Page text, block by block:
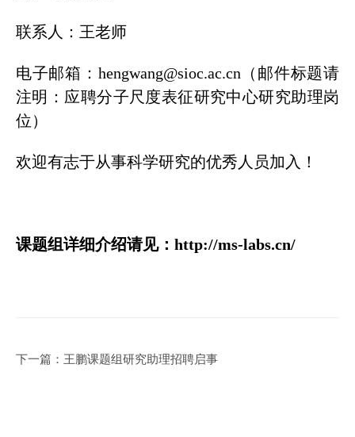
联系人：王老师
电子邮箱：hengwang@sioc.ac.cn（邮件标题请
注明：应聘分子尺度表征研究中心研究助理岗
位）
欢迎有志于从事科学研究的优秀人员加入！
课题组详细介绍请见： http://ms-labs.cn/
下一篇： 王鹏课题组研究助理招聘启事